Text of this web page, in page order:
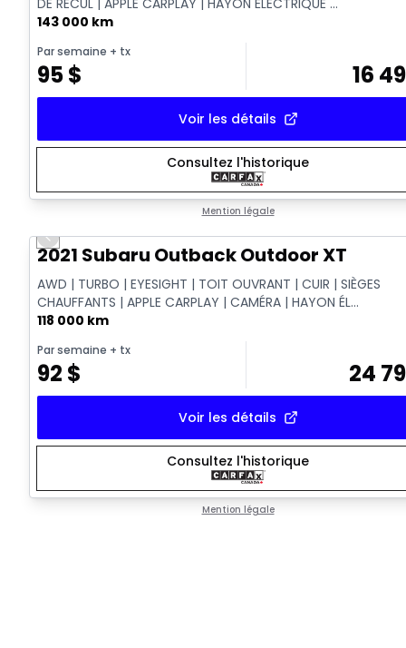
DE RECUL | APPLE CARPLAY | HAYON ÉLECTRIQUE ...
143 000 km
Par semaine + tx
95$ 16
Voir les détails
Consultez l'historique
Mention légale
Vidéo disponible
Previous slide
2021 Subaru Outback Outdoor XT
AWD | TURBO | EYESIGHT | TOIT OUVRANT | CUIR | SIÈGES
CHAUFFANTS | APPLE CARPLAY | CAMÉRA | HAYON ÉL...
118 000 km
Par semaine + tx
92 $ 24
Voir les détails
Consultez l'historique
Mention légale